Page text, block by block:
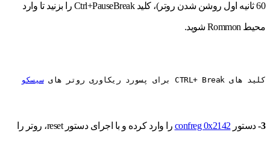
60 ثانیه اول روشن شدن روتر)، کلید Ctrl+PauseBreak را بزنید تا وارد
محیط Rommon شوید.
کلید های CTRL+ Break برای پسورد ریکاوری روتر های
3- دستورconfreg 0x2142 را وارد کرده و با اجرای دستور reset، روتر را